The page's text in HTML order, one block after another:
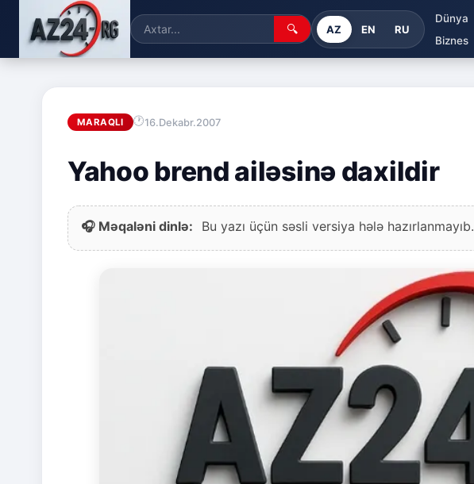
🔍 AZ EN RU
Dünya
Biznes
MARAQLI 16.Dekabr.2007
Yahoo brend ailəsinə daxildir
🎧 Məqaləni dinlə: Bu yazı üçün səsli versiya hələ hazırlanmayıb.